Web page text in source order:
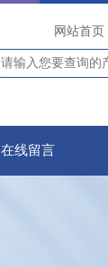
网站首页
在线留言